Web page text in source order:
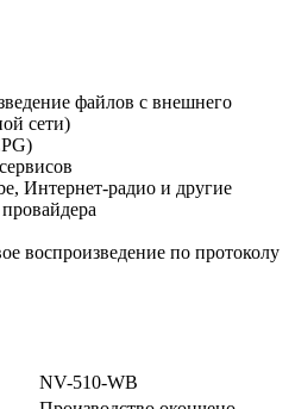
файлов с внешнего
сети)
Интернет-радио и другие
воспроизведение по протоколу
NV-510-WB